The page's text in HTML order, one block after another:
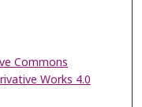
Commons
Works 4.0